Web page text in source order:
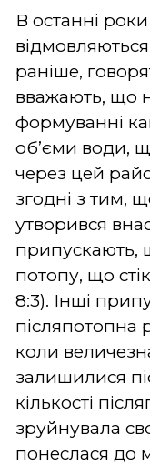
В останні
відмовляються
раніше,
вважають, що
формуванні
об’єми води,
через цей
згодні з тим,
утворився
припускають,
потопу, що
8:3). Інші
післяпотопна
коли
залишилися
кількості
зруйнувала
понеслася до